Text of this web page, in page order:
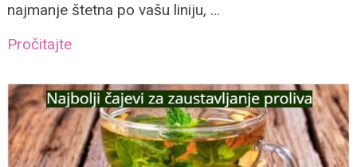
najmanje štetna po vašu liniju, …
Pročitajte